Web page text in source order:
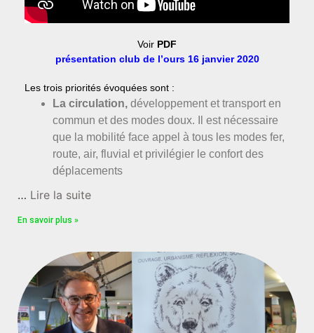
Voir PDF
présentation club de l’ours 16 janvier 2020
Les trois priorités évoquées sont :
La circulation, développement et transport en
commun et des modes doux. Il est nécessaire
que la mobilité face appel à tous les modes fer,
route, air, fluvial et privilégier le confort des
déplacements
… Lire la suite
En savoir plus »